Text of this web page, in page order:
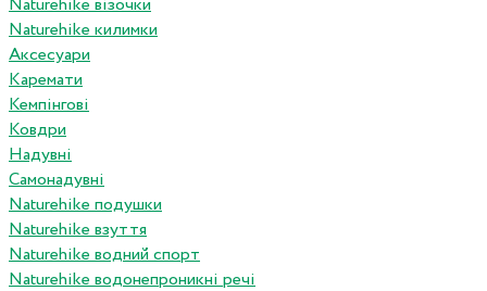
Naturehike візочки
Naturehike килимки
Аксесуари
Каремати
Кемпінгові
Ковдри
Надувні
Самонадувні
Naturehike подушки
Naturehike взуття
Naturehike водний спорт
Naturehike водонепроникні речі